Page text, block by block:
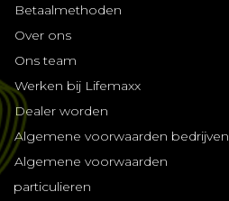
Betaalmethoden
Over ons
Ons team
Werken bij Lifemaxx
Dealer worden
Algemene voorwaarden bedrijven
Algemene voorwaarden
particulieren